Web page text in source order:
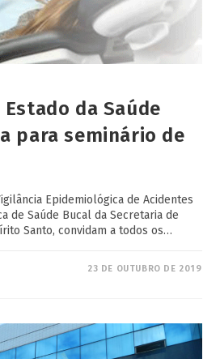
da Saúde
para seminário de
Epidemiológica de Acidentes
de Saúde Bucal da Secretaria de
Santo, convidam a todos os…
23 DE OUTUBRO DE 2019